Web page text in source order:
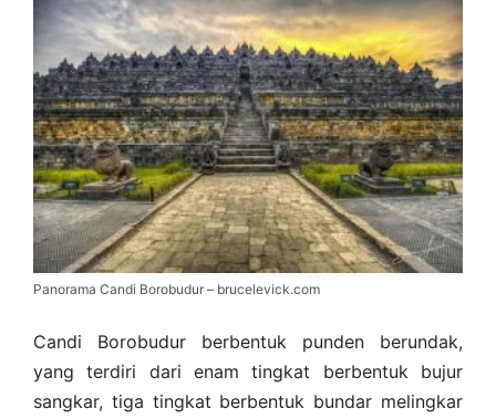
Panorama Candi Borobudur – brucelevick.com
Candi Borobudur berbentuk punden berundak,
yang terdiri dari enam tingkat berbentuk bujur
sangkar, tiga tingkat berbentuk bundar melingkar